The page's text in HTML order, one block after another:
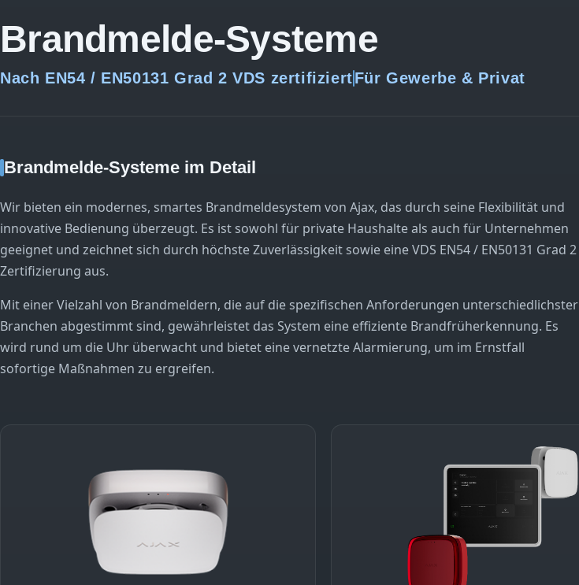
Brandmelde-Systeme
Nach EN54 / EN50131 Grad 2 VDS zertifiziertFür Gewerbe & Privat
Brandmelde-Systeme im Detail
Wir bieten ein modernes, smartes Brandmeldesystem von Ajax, das durch seine Flexibilität und
innovative Bedienung überzeugt. Es ist sowohl für private Haushalte als auch für Unternehmen
geeignet und zeichnet sich durch höchste Zuverlässigkeit sowie eine VDS EN54 / EN50131 Grad 2
Zertifizierung aus.
Mit einer Vielzahl von Brandmeldern, die auf die spezifischen Anforderungen unterschiedlichster
Branchen abgestimmt sind, gewährleistet das System eine effiziente Brandfrüherkennung. Es
wird rund um die Uhr überwacht und bietet eine vernetzte Alarmierung, um im Ernstfall
sofortige Maßnahmen zu ergreifen.